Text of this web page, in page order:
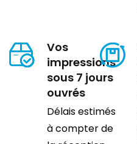
Vos
impressions
sous 7 jours
ouvrés
Délais estimés
à compter de